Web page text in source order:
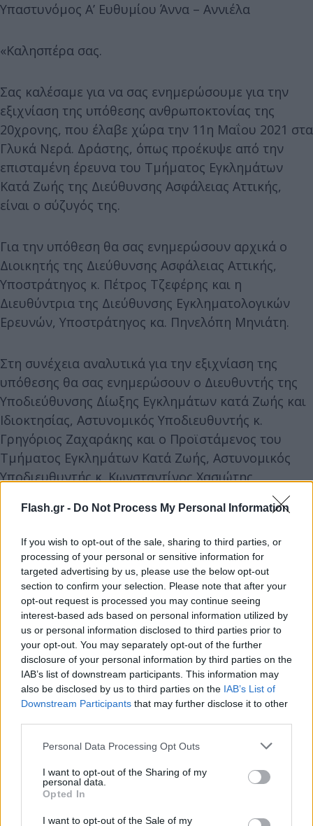
Flash.gr - Do Not Process My Personal Information
If you wish to opt-out of the sale, sharing to third parties, or
processing of your personal or sensitive information for
targeted advertising by us, please use the below opt-out
section to confirm your selection. Please note that after your
opt-out request is processed you may continue seeing
interest-based ads based on personal information utilized by
us or personal information disclosed to third parties prior to
your opt-out. You may separately opt-out of the further
disclosure of your personal information by third parties on the
IAB’s list of downstream participants. This information may
also be disclosed by us to third parties on the IAB’s List of
Downstream Participants that may further disclose it to other
Please note that this website/app uses one or more Google
not limited to your visit or usage behaviour. You may click to
grant or deny consent to Google and its third-party tags to
use your data for below specified purposes in below Google
consent section.
Personal Data Processing Opt Outs
I want to opt-out of the Sharing of my
personal data.
Opted In
I want to opt-out of the Sale of my
Υπαστυνόμος Α’ Ευθυμίου Άννα – Αννιέλα
«Καλησπέρα σας.
Σας καλέσαμε για να σας ενημερώσουμε για την
εξιχνίαση της υπόθεσης ανθρωποκτονίας της
20χρονης, που έλαβε χώρα την 11η Μαΐου 2021 στα
Γλυκά Νερά. Δράστης, όπως προέκυψε από την
επισταμένη έρευνα του Τμήματος Εγκλημάτων
Κατά Ζωής της Διεύθυνσης Ασφάλειας Αττικής,
είναι ο σύζυγός της.
Για την υπόθεση θα σας ενημερώσουν αρχικά ο
Διοικητής της Διεύθυνσης Ασφάλειας Αττικής,
Υποστράτηγος κ. Πέτρος Τζεφέρης και η
Διευθύντρια της Διεύθυνσης Εγκληματολογικών
Ερευνών, Υποστράτηγος κα. Πηνελόπη Μηνιάτη.
Στη συνέχεια αναλυτικά για την εξιχνίαση της
υπόθεσης θα σας ενημερώσουν ο Διευθυντής της
Υποδιεύθυνσης Δίωξης Εγκλημάτων κατά Ζωής και
Ιδιοκτησίας, Αστυνομικός Υποδιευθυντής κ.
Γρηγόριος Ζαχαράκης και ο Προϊστάμενος του
Τμήματος Εγκλημάτων Κατά Ζωής, Αστυνομικός
Υποδιευθυντής κ. Κωνσταντίνος Χασιώτης.
Στρατηγέ έχετε τον λόγο.»
Διοικητής Διεύθυνσης Ασφάλειας Αττικής,
Υποστράτηγος Πέτρος Τζεφέρης
«Καλησπέρα σας κυρίες και κύριοι, σας
ευχαριστούμε για την παρουσία σας.
Όπως γνωρίζετε χθες εξιχνιάστηκε η υπόθεση
ανθρωποκτονίας στα Γλυκά Νερά, δουλέψαμε από
να τις εξιχνιάσουμε.
Σε αυτή είχαμε σαν άνθρωποι ένα λόγο παραπάνω.